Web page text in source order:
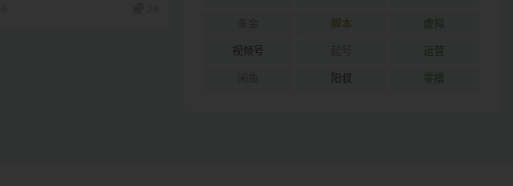
脚本 虚拟
视频号 运营
阳叔 零撸